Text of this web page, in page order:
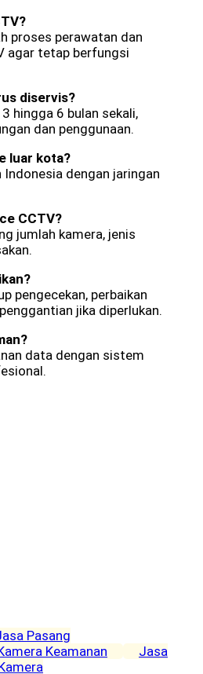
proses perawatan dan
agar tetap berfungsi
diservis?
hingga 6 bulan sekali,
dan penggunaan.
luar kota?
Indonesia dengan jaringan
CCTV?
jumlah kamera, jenis
pengecekan, perbaikan
jika diperlukan.
data dengan sistem
Pasang
Keamanan
Jasa